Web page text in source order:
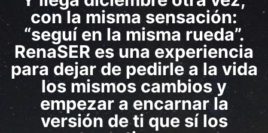
con la misma sensación:
“seguí en la misma rueda”.
RenaSER es una experiencia
para dejar de pedirle a la vida
los mismos cambios y
empezar a encarnar la
versión de ti que sí los